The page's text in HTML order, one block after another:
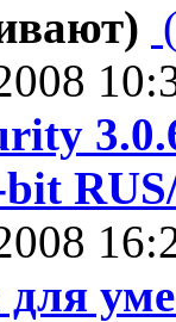
для